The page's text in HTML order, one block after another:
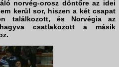
norvég-orosz döntőre az idei
kerül sor, hiszen a két csapat
találkozott, és Norvégia az
csatlakozott a másik